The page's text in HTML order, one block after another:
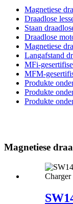
Magnetiese
Draadlose
Staan
Draadlose
Magnetiese
Langafstand
MFi-
MFM-
Produkte
Produkte
Produkte
Magnetiese